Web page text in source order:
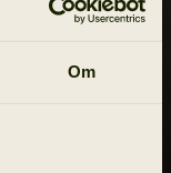
Om